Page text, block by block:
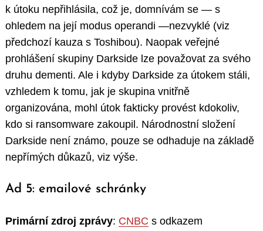
k útoku nepřihlásila, což je, domnívám se — s
ohledem na její modus operandi —nezvyklé (viz
předchozí kauza s Toshibou). Naopak veřejné
prohlášení skupiny Darkside lze považovat za svého
druhu dementi. Ale i kdyby Darkside za útokem stáli,
vzhledem k tomu, jak je skupina vnitřně
organizována, mohl útok fakticky provést kdokoliv,
kdo si ransomware zakoupil. Národnostní složení
Darkside není známo, pouze se odhaduje na základě
nepřímých důkazů, viz výše.
Ad 5: emailové schránky
Primární zdroj zprávy: CNBC s odkazem